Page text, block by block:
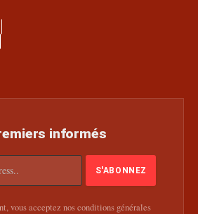
informés
vous acceptez nos conditions générales